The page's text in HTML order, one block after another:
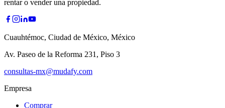
rentar o vender una propiedad.
Cuauhtémoc, Ciudad de México, México
Av. Paseo de la Reforma 231, Piso 3
consultas-mx@mudafy.com
Empresa
Comprar